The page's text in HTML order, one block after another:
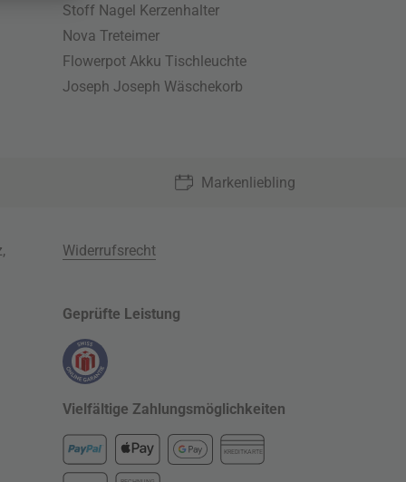
Stoff Nagel Kerzenhalter
Nova Treteimer
Flowerpot Akku Tischleuchte
Joseph Joseph Wäschekorb
Markenliebling
,
Widerrufsrecht
Geprüfte Leistung
Vielfältige Zahlungsmöglichkeiten
KREDITKARTE